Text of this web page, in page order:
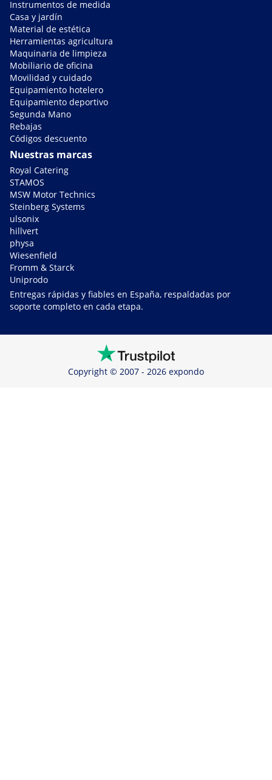
Instrumentos de medida
Casa y jardín
Material de estética
Herramientas agricultura
Maquinaria de limpieza
Mobiliario de oficina
Movilidad y cuidado
Equipamiento hotelero
Equipamiento deportivo
Segunda Mano
Rebajas
Códigos descuento
Nuestras marcas
Royal Catering
STAMOS
MSW Motor Technics
Steinberg Systems
ulsonix
hillvert
physa
Wiesenfield
Fromm & Starck
Uniprodo
Entregas rápidas y fiables en España, respaldadas por
soporte completo en cada etapa.
Copyright © 2007 - 2026 expondo